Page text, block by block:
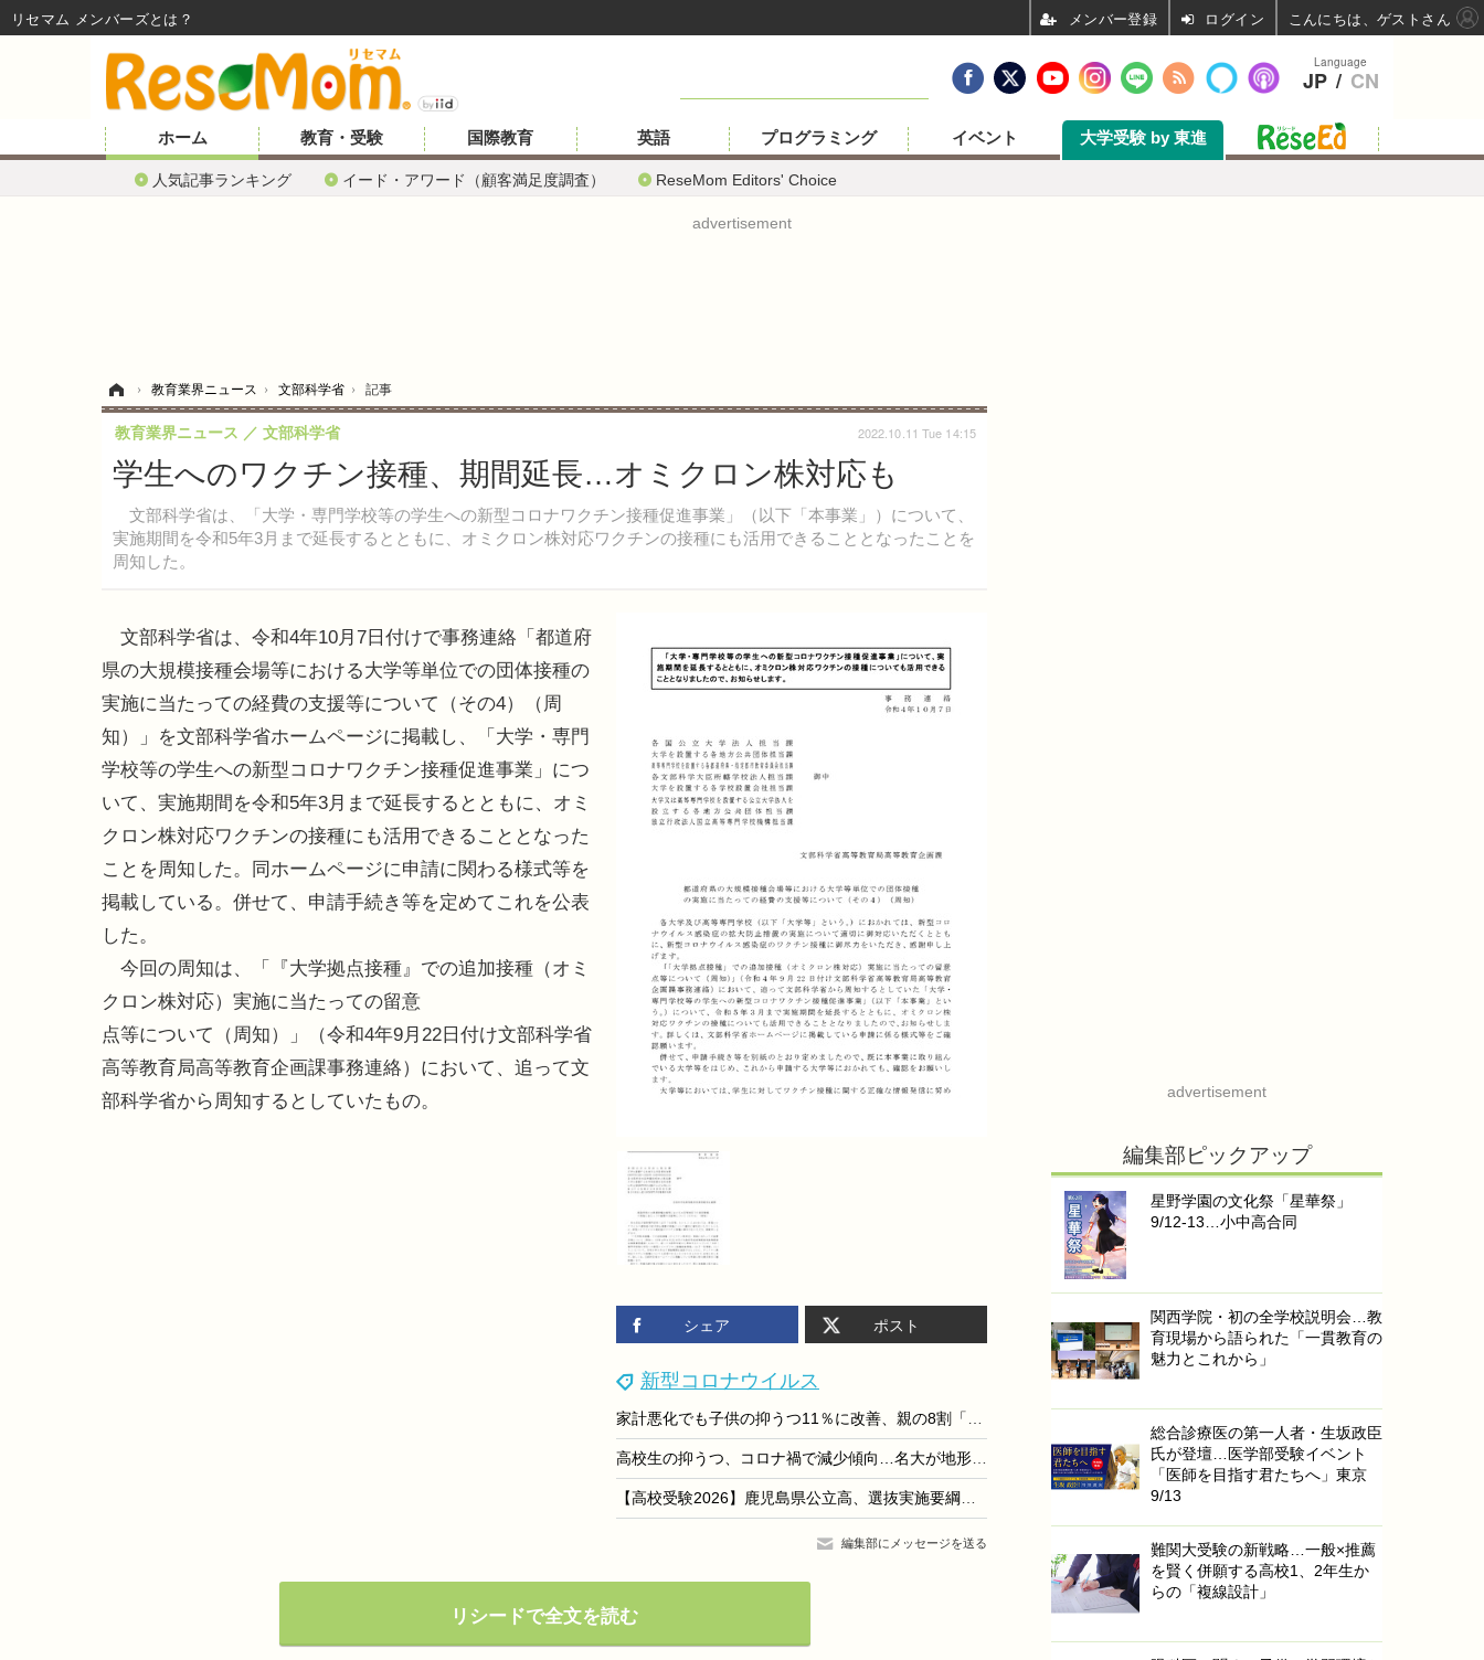
ホーム
人気記事ランキング イード・アワード（顧客満足度調査） ReseMom Editors' Choice
教育・受験 国際教育 英語 プログラミング イベント 大学受験 by 東進
advertisement
› 教育業界ニュース › 文部科学省 › 記事
学生へのワクチン接種、期間延長…オミクロン株対応も
文部科学省は、「大学・専門学校等の学生への新型コロナワクチン接種促進事業」（以下「本事業」）について、
実施期間を令和5年3月まで延長するとともに、オミクロン株対応ワクチンの接種にも活用できることとなったことを
周知した。
教育業界ニュース 文部科学省 2022.10.11 Tue 14:15
シェア ポスト
新型コロナウイルス
家計悪化でも子供の抑うつ11％に改善、親の8割「時間ない」
高校生の抑うつ、コロナ禍で減少傾向…名大が地形図で可視化
【高校受験2026】鹿児島県公立高、選抜実施要綱を公表
編集部にメッセージを送る
文部科学省は、令和4年10月7日付けで事務連絡「都道府
県の大規模接種会場等における大学等単位での団体接種の
実施に当たっての経費の支援等について（その4）（周
知）」を文部科学省ホームページに掲載し、「大学・専門
学校等の学生への新型コロナワクチン接種促進事業」につ
いて、実施期間を令和5年3月まで延長するとともに、オミ
クロン株対応ワクチンの接種にも活用できることとなった
ことを周知した。同ホームページに申請に関わる様式等を
掲載している。併せて、申請手続き等を定めてこれを公表
した。
今回の周知は、「『大学拠点接種』での追加接種（オミ
クロン株対応）実施に当たっての留意
点等について（周知）」（令和4年9月22日付け文部科学省
高等教育局高等教育企画課事務連絡）において、追って文
部科学省から周知するとしていたもの。
リシードで全文を読む
advertisement
編集部ピックアップ
星野学園の文化祭「星華祭」
9/12-13…小中高合同
関西学院・初の全学校説明会…教
育現場から語られた「一貫教育の
魅力とこれから」
総合診療医の第一人者・生坂政臣
氏が登壇…医学部受験イベント
「医師を目指す君たちへ」東京
9/13
難関大受験の新戦略…一般×推薦
を賢く併願する高校1、2年生か
らの「複線設計」
Language
JP / CN
リセマム メンバーズ ログイン こんにちは、ゲストさん